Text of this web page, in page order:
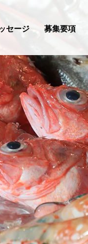
セージ 募集要項